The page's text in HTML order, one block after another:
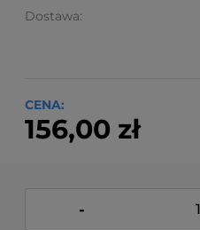
Dostawa:
Cena nie zawiera
CENA:
156,00 zł
-